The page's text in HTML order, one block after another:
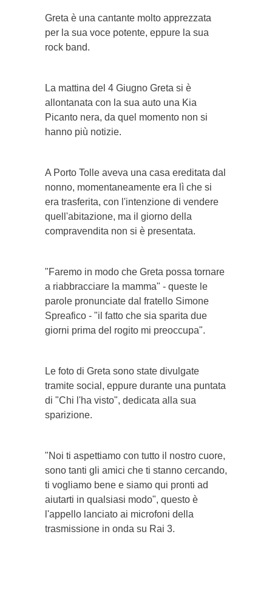
Greta è una cantante molto apprezzata
per la sua voce potente, eppure la sua
rock band.
La mattina del 4 Giugno Greta si è
allontanata con la sua auto una Kia
Picanto nera, da quel momento non si
hanno più notizie.
A Porto Tolle aveva una casa ereditata dal
nonno, momentaneamente era lì che si
era trasferita, con l'intenzione di vendere
quell'abitazione, ma il giorno della
compravendita non si è presentata.
"Faremo in modo che Greta possa tornare
a riabbracciare la mamma" - queste le
parole pronunciate dal fratello Simone
Spreafico - "il fatto che sia sparita due
giorni prima del rogito mi preoccupa".
Le foto di Greta sono state divulgate
tramite social, eppure durante una puntata
di "Chi l'ha visto", dedicata alla sua
sparizione.
"Noi ti aspettiamo con tutto il nostro cuore,
sono tanti gli amici che ti stanno cercando,
ti vogliamo bene e siamo qui pronti ad
aiutarti in qualsiasi modo", questo è
l'appello lanciato ai microfoni della
trasmissione in onda su Rai 3.